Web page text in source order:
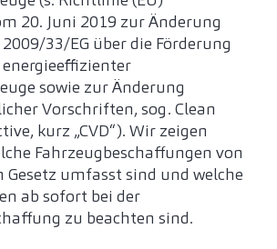
20. Juni 2019 zur Änderung
33/EG über die Förderung
sowie zur Änderung
Vorschriften, sog. Clean
kurz „CVD“). Wir zeigen
Fahrzeugbeschaffungen von
Gesetz umfasst sind und welche
ab sofort bei der
zu beachten sind.